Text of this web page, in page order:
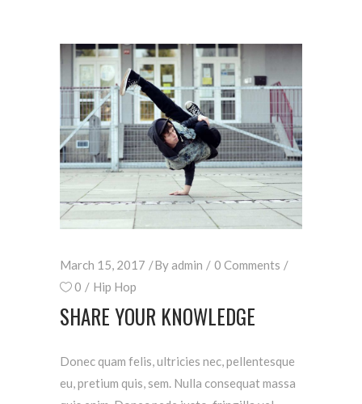
March 15, 2017 Byadmin
0 Comments
0
Hip Hop
SHARE YOUR KNOWLEDGE
Donec quam felis, ultricies nec, pellentesque
eu, pretium quis, sem. Nulla consequat massa